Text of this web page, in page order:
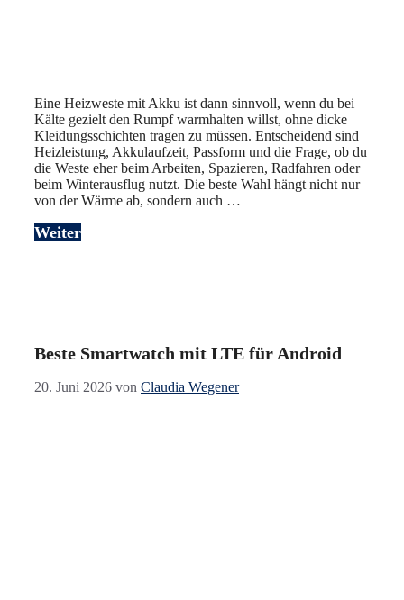
Eine Heizweste mit Akku ist dann sinnvoll, wenn du bei
Kälte gezielt den Rumpf warmhalten willst, ohne dicke
Kleidungsschichten tragen zu müssen. Entscheidend sind
Heizleistung, Akkulaufzeit, Passform und die Frage, ob du
die Weste eher beim Arbeiten, Spazieren, Radfahren oder
beim Winterausflug nutzt. Die beste Wahl hängt nicht nur
von der Wärme ab, sondern auch …
Weiter
Beste Smartwatch mit LTE für Android
20. Juni 2026 von Claudia Wegener